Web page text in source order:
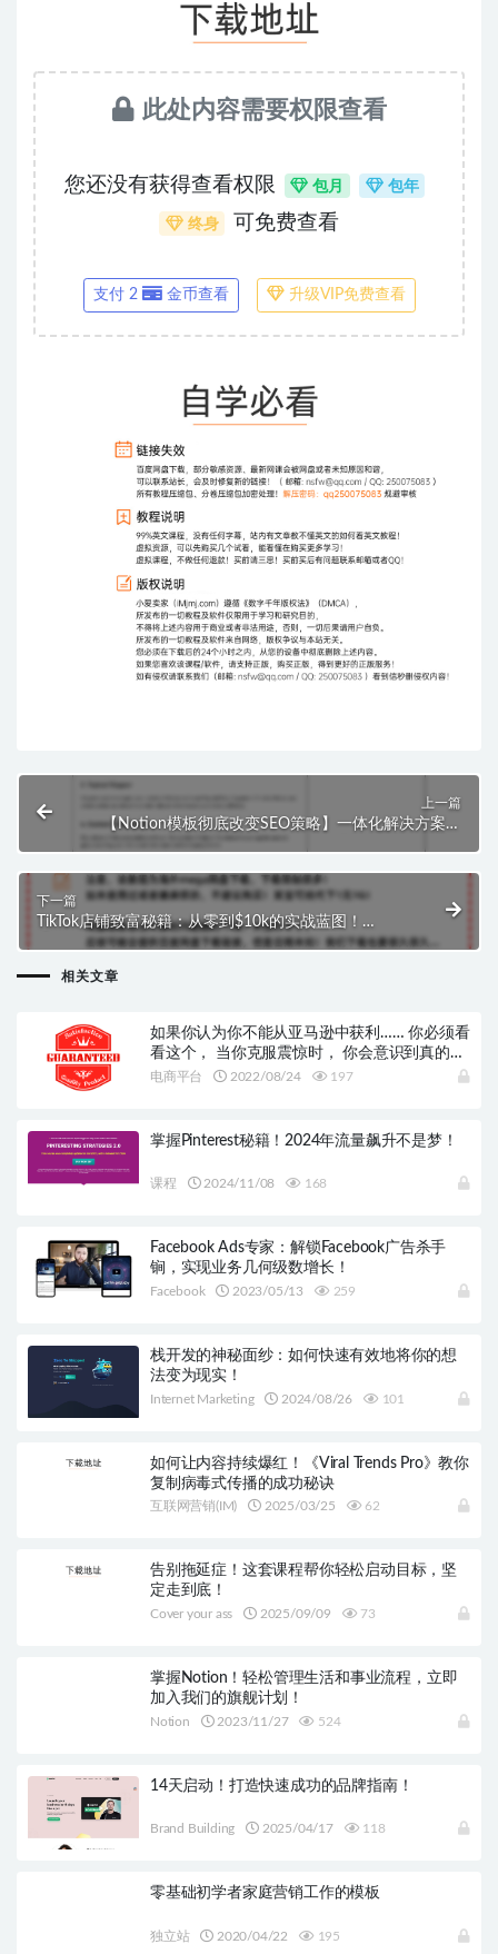
此处内容需要权限查看
您还没有获得查看权限 包月 包年
终身 可免费查看
支付 2 金币查看 升级VIP免费查看
上一篇
【Notion模板彻底改变SEO策略】一体化解决方案，
帮你精细雕琢并提升SEO策略，把掌控权掌握在手！
下一篇
TikTok店铺致富秘籍：从零到$10k的实战蓝图！
($397.00)
相关文章
如果你认为你不能从亚马逊中获利…… 你必须看
看这个， 当你克服震惊时， 你会意识到真的任
何人都可以做到这一点！
电商平台 2022/08/24 197
掌握Pinterest秘籍！2024年流量飙升不是梦！
课程 2024/11/08 168
Facebook Ads专家：解锁Facebook广告杀手
锏，实现业务几何级数增长！
Facebook 2023/05/13 259
栈开发的神秘面纱：如何快速有效地将你的想
法变为现实！
Internet Marketing 2024/08/26 101
如何让内容持续爆红！《Viral Trends Pro》教你
复制病毒式传播的成功秘诀
互联网营销(IM) 2025/03/25 62
告别拖延症！这套课程帮你轻松启动目标，坚
定走到底！
Cover your ass 2025/09/09 73
掌握Notion！轻松管理生活和事业流程，立即
加入我们的旗舰计划！
Notion 2023/11/27 524
14天启动！打造快速成功的品牌指南！
Brand Building 2025/04/17 118
零基础初学者家庭营销工作的模板
独立站 2020/04/22 195